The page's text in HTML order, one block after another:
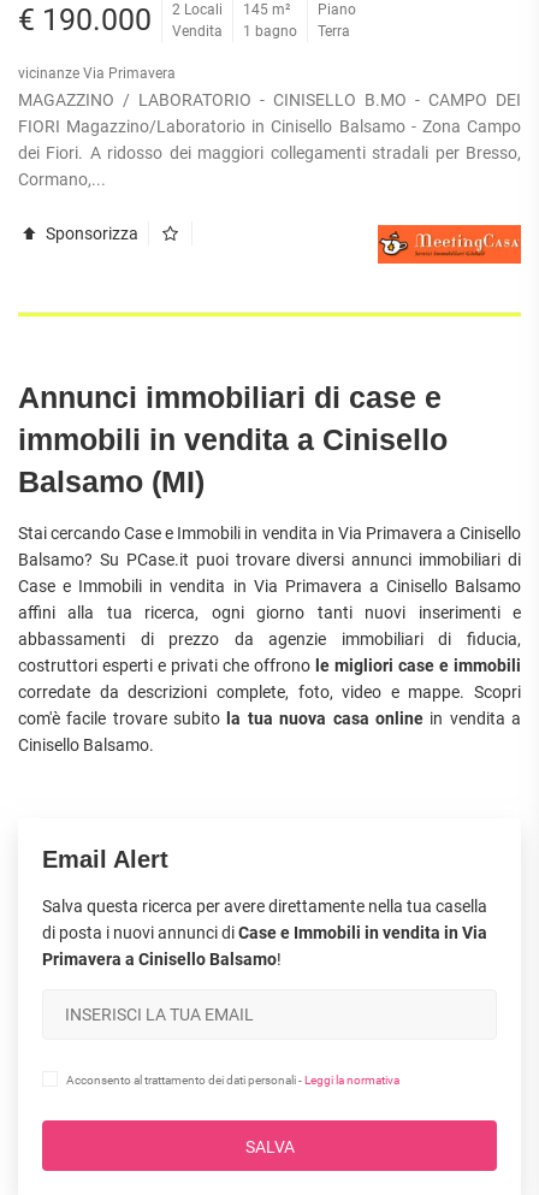
€ 190.000
2 Locali
Vendita
145 m²
1 bagno
Piano
Terra
vicinanze Via Primavera
MAGAZZINO / LABORATORIO - CINISELLO B.MO - CAMPO DEI
FIORI Magazzino/Laboratorio in Cinisello Balsamo - Zona Campo
dei Fiori. A ridosso dei maggiori collegamenti stradali per Bresso,
Cormano,...
Sponsorizza
Annunci immobiliari di case e
immobili in vendita a Cinisello
Balsamo (MI)
Stai cercando Case e Immobili in vendita in Via Primavera a Cinisello
Balsamo? Su PCase.it puoi trovare diversi annunci immobiliari di
Case e Immobili in vendita in Via Primavera a Cinisello Balsamo
affini alla tua ricerca, ogni giorno tanti nuovi inserimenti e
abbassamenti di prezzo da agenzie immobiliari di fiducia,
costruttori esperti e privati che offrono le migliori case e immobili
corredate da descrizioni complete, foto, video e mappe. Scopri
com'è facile trovare subito la tua nuova casa onlinein vendita a
Cinisello Balsamo.
Email Alert
Salva questa ricerca per avere direttamente nella tua casella
di posta i nuovi annunci diCase e Immobili in vendita in Via
Primavera a Cinisello Balsamo!
Acconsento al trattamento dei dati personali -Leggi la normativa
SALVA